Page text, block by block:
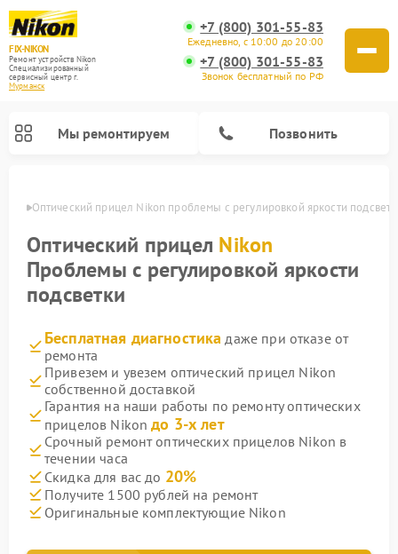
FIX-NIKON
Ремонт устройств Nikon
Специализированный
cервисный центр г.
Мурманск
+7 (800) 301-55-83
Ежедневно, с 10:00 до 20:00
+7 (800) 301-55-83
Звонок бесплатный по РФ
Мы ремонтируем Позвонить
Оптический прицел Nikon проблемы с регулировкой яркости
Оптический прицел Nikon
Проблемы с регулировкой яркости
подсветки
Бесплатная диагностика даже при отказе от
ремонта
Привезем и увезем оптический прицел Nikon
собственной доставкой
Гарантия на наши работы по ремонту оптических
прицелов Nikonдо 3-х лет
Срочный ремонт оптических прицелов Nikon в
течении часа
Скидка для вас до 20%
Получите 1500 рублей на ремонт
Оригинальные комплектующие Nikon